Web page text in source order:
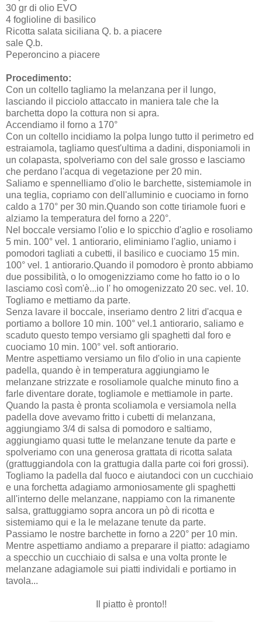
30 gr di olio EVO
4 foglioline di basilico
Ricotta salata siciliana Q. b. a piacere
sale Q.b.
Peperoncino a piacere
Procedimento:
Con un coltello tagliamo la melanzana per il lungo,
lasciando il picciolo attaccato in maniera tale che la
barchetta dopo la cottura non si apra.
Accendiamo il forno a 170°
Con un coltello incidiamo la polpa lungo tutto il perimetro ed
estraiamola, tagliamo quest'ultima a dadini, disponiamoli in
un colapasta, spolveriamo con del sale grosso e lasciamo
che perdano l'acqua di vegetazione per 20 min.
Saliamo e spennelliamo d'olio le barchette, sistemiamole in
una teglia, copriamo con dell'alluminio e cuociamo in forno
caldo a 170° per 30 min.Quando son cotte tiriamole fuori e
alziamo la temperatura del forno a 220°.
Nel boccale versiamo l'olio e lo spicchio d'aglio e rosoliamo
5 min. 100° vel. 1 antiorario, eliminiamo l'aglio, uniamo i
pomodori tagliati a cubetti, il basilico e cuociamo 15 min.
100° vel. 1 antiorario.Quando il pomodoro è pronto abbiamo
due possibilità, o lo omogenizziamo come ho fatto io o lo
lasciamo così com'è...io l' ho omogenizzato 20 sec. vel. 10.
Togliamo e mettiamo da parte.
Senza lavare il boccale, inseriamo dentro 2 litri d'acqua e
portiamo a bollore 10 min. 100° vel.1 antiorario, saliamo e
scaduto questo tempo versiamo gli spaghetti dal foro e
cuociamo 10 min. 100° vel. soft antiorario.
Mentre aspettiamo versiamo un filo d'olio in una capiente
padella, quando è in temperatura aggiungiamo le
melanzane strizzate e rosoliamole qualche minuto fino a
farle diventare dorate, togliamole e mettiamole in parte.
Quando la pasta è pronta scoliamola e versiamola nella
padella dove avevamo fritto i cubetti di melanzana,
aggiungiamo 3/4 di salsa di pomodoro e saltiamo,
aggiungiamo quasi tutte le melanzane tenute da parte e
spolveriamo con una generosa grattata di ricotta salata
(grattuggiandola con la grattugia dalla parte coi fori grossi).
Togliamo la padella dal fuoco e aiutandoci con un cucchiaio
e una forchetta adagiamo armoniosamente gli spaghetti
all'interno delle melanzane, nappiamo con la rimanente
salsa, grattuggiamo sopra ancora un pò di ricotta e
sistemiamo qui e la le melazane tenute da parte.
Passiamo le nostre barchette in forno a 220° per 10 min.
Mentre aspettiamo andiamo a preparare il piatto: adagiamo
a specchio un cucchiaio di salsa e una volta pronte le
melanzane adagiamole sui piatti individali e portiamo in
tavola...
Il piatto è pronto!!